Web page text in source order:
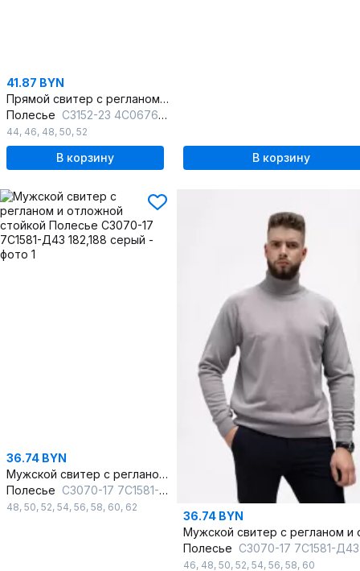
41.87 BYN
Прямой свитер с регланом и двойной воротник-стойкой
Полесье С3152-23 4С0676-Д43 182,188 т.синий
44, 46, 48, 50, 52
В корзину В корзину
36.74 BYN
Мужской свитер с регланом и отложной стойкой
Полесье С3070-17 7С1581-Д43 182,188 серый
48, 50, 52, 54, 56, 58, 60, 62
36.74 BYN
Полесье С3070-17 7С1581-Д43 170,176
46, 48, 50, 52, 54, 56, 58, 60